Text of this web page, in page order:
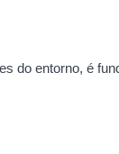
do entorno, é